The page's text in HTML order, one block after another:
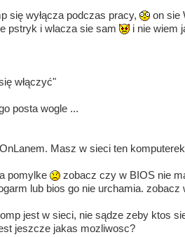
się wyłącza podczas pracy,
on sie
pstryk i wlacza sie sam
i nie wiem
włączyć"
posta wogle ...
Masz w sieci ten
pomylke
zobacz czy w BIOS nie
lub bios go nie urchamia. zobacz
jest w sieci, nie sądze zeby ktos
jeszcze jakas mozliwosc?